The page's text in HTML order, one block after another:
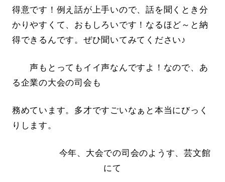
得意です！例え話が上手いので、話を聞くとき分
かりやすくて、おもしろいです！なるほど～と納
得できるんです。ぜひ聞いてみてください♪
声もとってもイイ声なんですよ！なので、あ
る企業の大会の司会も
務めています。多才ですごいなぁと本当にびっく
りします。
今年、大会での司会のようす、芸文館
にて